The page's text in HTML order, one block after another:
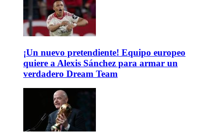
¡Un nuevo pretendiente! Equipo europeo
quiere a Alexis Sánchez para armar un
verdadero Dream Team